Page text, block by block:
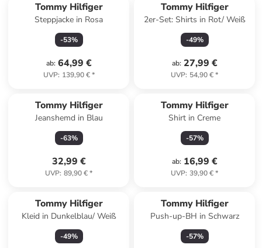
Tommy Hilfiger
Steppjacke in Rosa
-53%
ab: 64,99 €
UVP: 139,90 €*
Tommy Hilfiger
2er-Set: Shirts in Rot/ Weiß
-49%
ab: 27,99 €
UVP: 54,90 €*
Tommy Hilfiger
Jeanshemd in Blau
-63%
32,99 €
UVP: 89,90 €*
Tommy Hilfiger
Shirt in Creme
-57%
ab: 16,99 €
UVP: 39,90 €*
Tommy Hilfiger
Kleid in Dunkelblau/ Weiß
-49%
Tommy Hilfiger
Push-up-BH in Schwarz
-57%